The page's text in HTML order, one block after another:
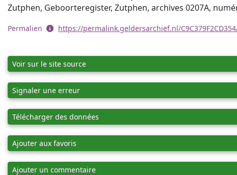
Zutphen, Geboorteregister, Zutphen, archives 0207A,
Permalien https://permalink.geldersarchief.nl/
Voir sur le site source
Signaler une erreur
Télécharger des données
Ajouter aux favoris
Ajouter un commentaire